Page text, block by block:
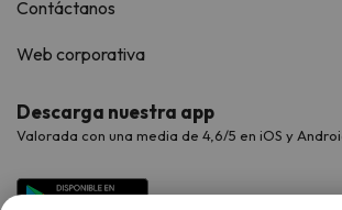
Contáctanos
Web corporativa
Descarga nuestra app
Valorada con una media de 4,6/5 en iOS y